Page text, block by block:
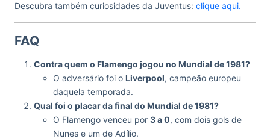
Descubra também curiosidades da Juventus: clique aqui.
FAQ
Contra quem o Flamengo jogou no Mundial de 1981?
O adversário foi o Liverpool, campeão europeu
daquela temporada.
Qual foi o placar da final do Mundial de 1981?
O Flamengo venceu por 3 a 0, com dois gols de
Nunes e um de Adílio.